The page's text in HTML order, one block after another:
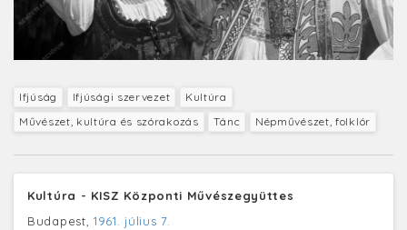
Ifjúság Ifjúsági szervezet
Kultúra
Művészet, kultúra és szórakozás
Tánc Népművészet, folklór
Kultúra - KISZ Központi Művészegyüttes
Budapest, 1961. július 7.